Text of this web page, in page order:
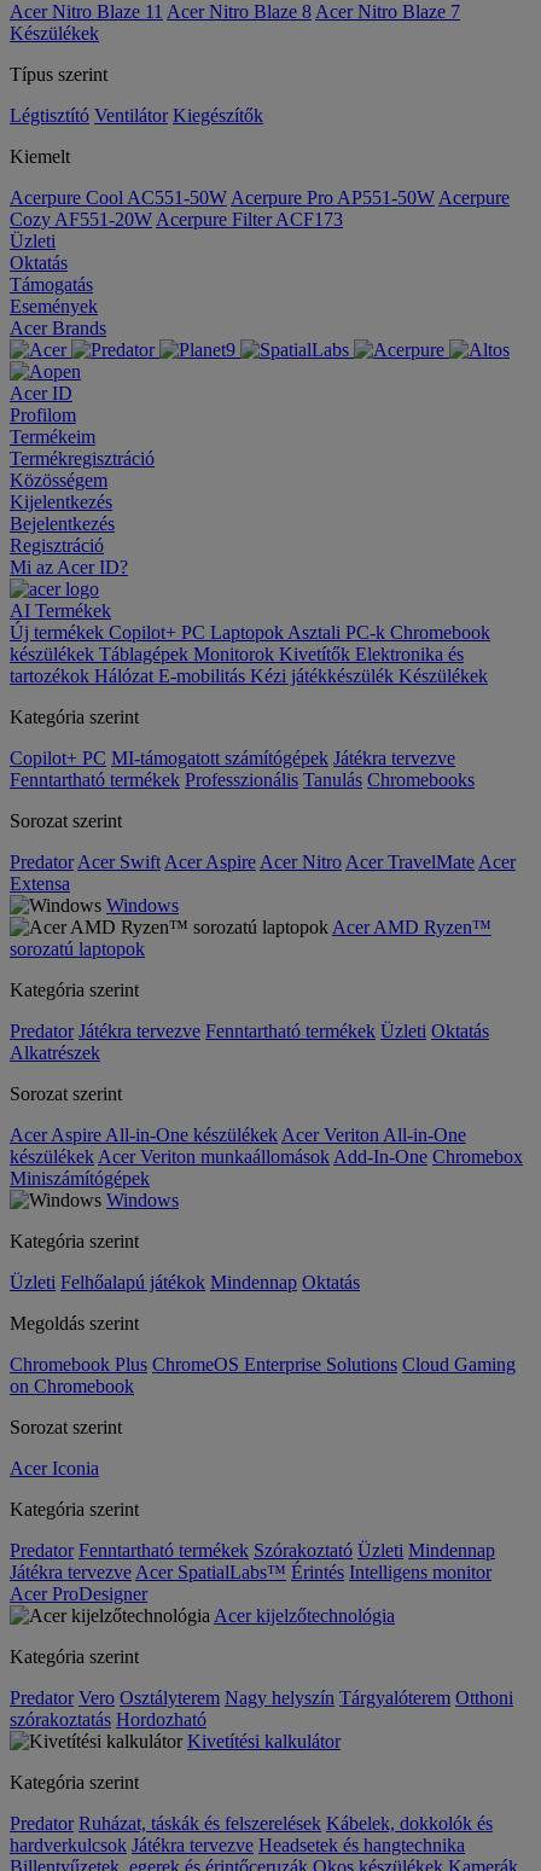
Acer Nitro Blaze 11 Acer Nitro Blaze 8 Acer Nitro Blaze 7
Készülékek
Típus szerint
Légtisztító Ventilátor Kiegészítők
Kiemelt
Acerpure Cool AC551-50W Acerpure Pro AP551-50W Acerpure
Cozy AF551-20W Acerpure Filter ACF173
Üzleti
Oktatás
Támogatás
Események
Acer Brands
Acer ID
Profilom
Termékeim
Termékregisztráció
Közösségem
Kijelentkezés
Bejelentkezés
Regisztráció
Mi az Acer ID?
AI Termékek
Új termékek Copilot+ PC Laptopok Asztali PC-k Chromebook
készülékek Táblagépek Monitorok Kivetítők Elektronika és
tartozékok Hálózat E-mobilitás Kézi játékkészülék Készülékek
Kategória szerint
Copilot+ PC MI-támogatott számítógépek Játékra tervezve
Fenntartható termékek Professzionális Tanulás Chromebooks
Sorozat szerint
Predator Acer Swift Acer Aspire Acer Nitro Acer TravelMate Acer
Extensa
Windows
Acer AMD Ryzen™
sorozatú laptopok
Kategória szerint
Predator Játékra tervezve Fenntartható termékek Üzleti Oktatás
Alkatrészek
Sorozat szerint
Acer Aspire All-in-One készülékek Acer Veriton All-in-One
készülékek Acer Veriton munkaállomások Add-In-One Chromebox
Miniszámítógépek
Windows
Kategória szerint
Üzleti Felhőalapú játékok Mindennap Oktatás
Megoldás szerint
Chromebook Plus ChromeOS Enterprise Solutions Cloud Gaming
on Chromebook
Sorozat szerint
Acer Iconia
Kategória szerint
Predator Fenntartható termékek Szórakoztató Üzleti Mindennap
Játékra tervezve Acer SpatialLabs™ Érintés Intelligens monitor
Acer ProDesigner
Acer kijelzőtechnológia
Kategória szerint
Predator Vero Osztályterem Nagy helyszín Tárgyalóterem Otthoni
szórakoztatás Hordozható
Kivetítési kalkulátor
Kategória szerint
Predator Ruházat, táskák és felszerelések Kábelek, dokkolók és
hardverkulcsok Játékra tervezve Headsetek és hangtechnika
Billentyűzetek, egerek és érintőceruzák Okos készülékek Kamerák